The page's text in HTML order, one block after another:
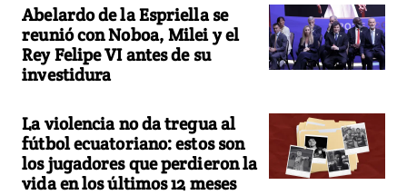
Abelardo de la Espriella se
reunió con Noboa, Milei y el
Rey Felipe VI antes de su
investidura
La violencia no da tregua al
fútbol ecuatoriano: estos son
los jugadores que perdieron la
vida en los últimos 12 meses